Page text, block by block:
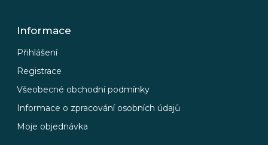
Informace
Přihlášení
Registrace
Všeobecné obchodní podmínky
Informace o zpracování osobních údajů
Moje objednávka